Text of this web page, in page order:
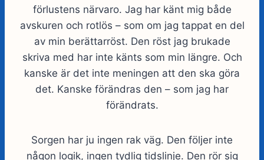
förlustens närvaro. Jag har känt mig både
avskuren och rotlös – som om jag tappat en del
av min berättarröst. Den röst jag brukade
skriva med har inte känts som min längre. Och
kanske är det inte meningen att den ska göra
det. Kanske förändras den – som jag har
förändrats.
Sorgen har ju ingen rak väg. Den följer inte
någon logik, ingen tydlig tidslinje. Den rör sig